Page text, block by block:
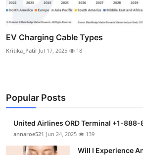
EV Charging Cable Types
Kritika_Patil Jul 17, 2025 18
Popular Posts
United Airlines ORD Terminal +1-
annaroe521 Jun 24, 2025 139
Will I Experience